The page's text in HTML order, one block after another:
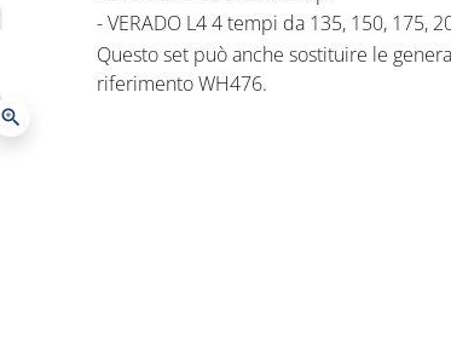
zoom_in
Le generazioni di motori
225 CV a 2 tempi.
L'anodo della barra di
- VERADO L4 4 tempi da 135, 150, 175,
Questo set può anche sostituire le
riferimento WH476.
Le generazioni di motori interessate